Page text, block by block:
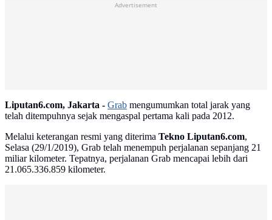
Advertisement
Liputan6.com, Jakarta - Grab mengumumkan total jarak yang
telah ditempuhnya sejak mengaspal pertama kali pada 2012.
Melalui keterangan resmi yang diterima Tekno Liputan6.com,
Selasa (29/1/2019), Grab telah menempuh perjalanan sepanjang 21
miliar kilometer. Tepatnya, perjalanan Grab mencapai lebih dari
21.065.336.859 kilometer.